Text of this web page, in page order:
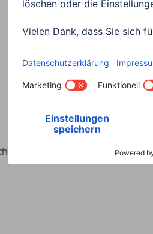
Garantiebestimmungen